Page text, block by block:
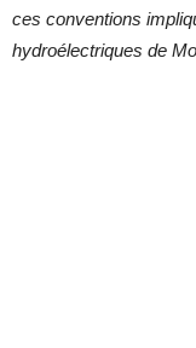
ces conventions
hydroélectriques de